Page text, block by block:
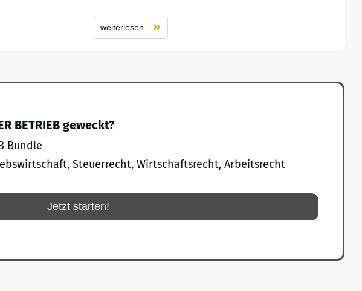
weiterlesen
BETRIEB geweckt?
Bundle
Steuerrecht, Wirtschaftsrecht, Arbeitsrecht
Jetzt starten!